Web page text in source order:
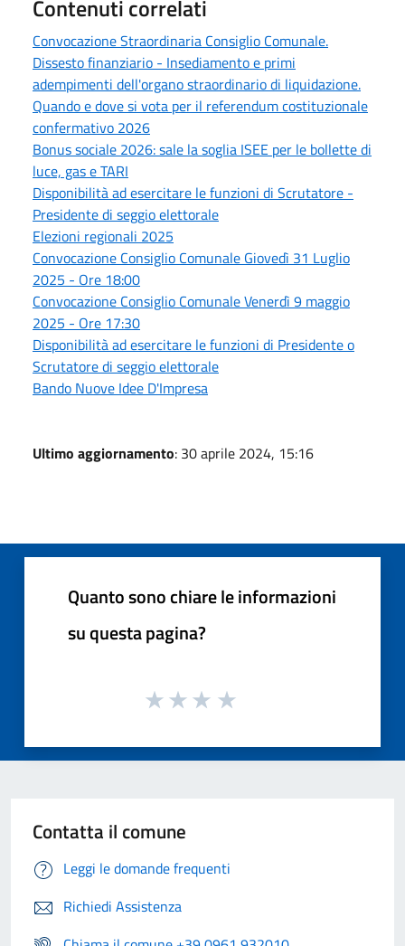
Contenuti correlati
Convocazione Straordinaria Consiglio Comunale.
Dissesto finanziario - Insediamento e primi
adempimenti dell'organo straordinario di liquidazione.
Quando e dove si vota per il referendum costituzionale
confermativo 2026
Bonus sociale 2026: sale la soglia ISEE per le bollette di
luce, gas e TARI
Disponibilità ad esercitare le funzioni di Scrutatore -
Presidente di seggio elettorale
Elezioni regionali 2025
Convocazione Consiglio Comunale Giovedì 31 Luglio
2025 - Ore 18:00
Convocazione Consiglio Comunale Venerdì 9 maggio
2025 - Ore 17:30
Disponibilità ad esercitare le funzioni di Presidente o
Scrutatore di seggio elettorale
Bando Nuove Idee D'Impresa
Ultimo aggiornamento: 30 aprile 2024, 15:16
Quanto sono chiare le informazioni
su questa pagina?
Contatta il comune
Leggi le domande frequenti
Richiedi Assistenza